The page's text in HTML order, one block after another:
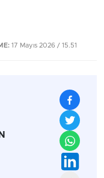
17 Mayıs 2026 / 15.51